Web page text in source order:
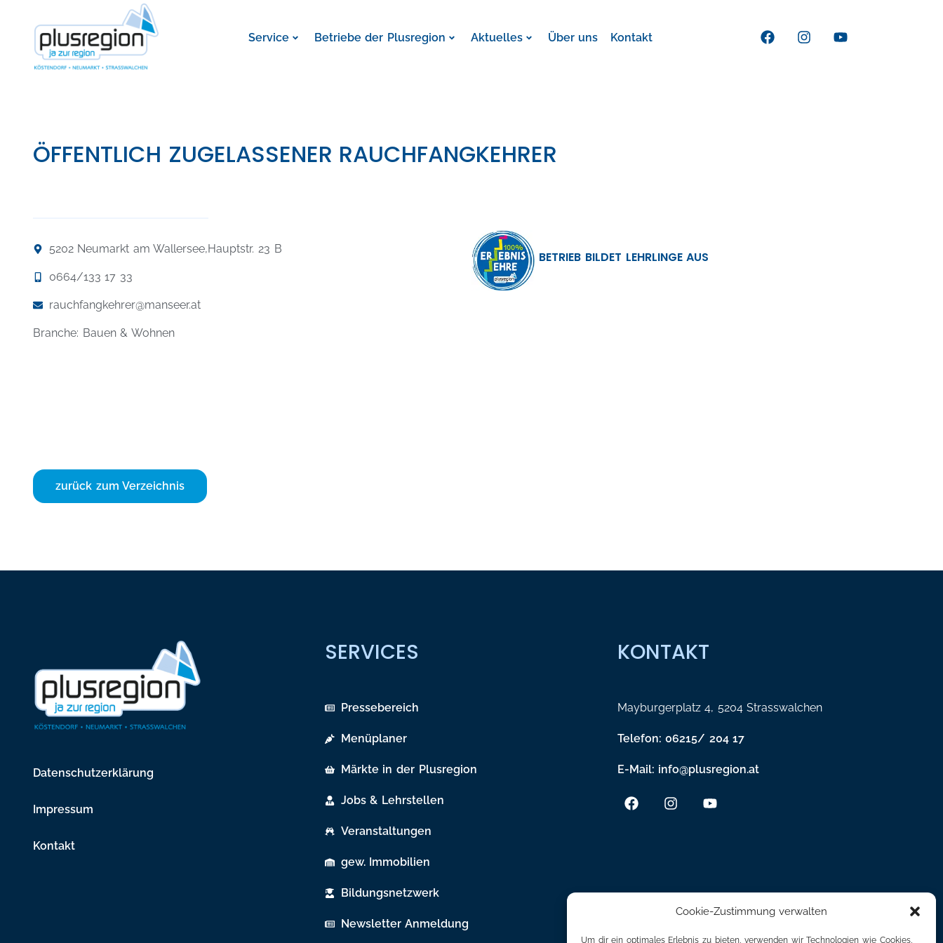
Cookie-Zustimmung verwalten
Um dir ein optimales Erlebnis zu bieten, verwenden wir Technologien wie Cookies,
Service Betriebe der Plusregion Aktuelles Über uns Kontakt
ÖFFENTLICH ZUGELASSENER RAUCHFANGKEHRER
5202 Neumarkt am Wallersee,Hauptstr. 23 B
0664/133 17 33
rauchfangkehrer@manseer.at
Branche: Bauen & Wohnen
BETRIEB BILDET LEHRLINGE AUS
zurück zum Verzeichnis
Datenschutzerklärung
Impressum
Kontakt
SERVICES
Pressebereich
Menüplaner
Märkte in der Plusregion
Jobs & Lehrstellen
Veranstaltungen
gew. Immobilien
Bildungsnetzwerk
Newsletter Anmeldung
KONTAKT
Mayburgerplatz 4, 5204 Strasswalchen
Telefon: 06215/ 204 17
E-Mail: info@plusregion.at